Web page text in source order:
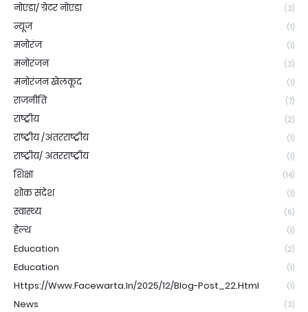
नोएडा/ ग्रेटर नोएडा (3)
न्यूज (1)
मनोरंज (1)
मनोरंजन (3)
मनोरंजन खेलकूद (1)
राजनीति (7)
राष्ट्रीय (2)
राष्ट्रीय /अंतरराष्ट्रीय (1)
राष्ट्रीय/ अंतरराष्ट्रीय (1)
शिक्षा (14)
शोक संदेश (1)
स्वास्थ्य (6)
हेल्थ (1)
Education (2)
Education (1)
Https://www.facewarta.in/2025/12/blog-Post_22.html (1)
News (3)